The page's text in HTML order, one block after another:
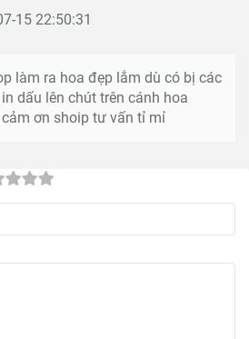
15 22:50:31
làm ra hoa đẹp lắm dù có bị các
dấu lên chút trên cánh hoa
ơn shoip tư vấn tỉ mỉ